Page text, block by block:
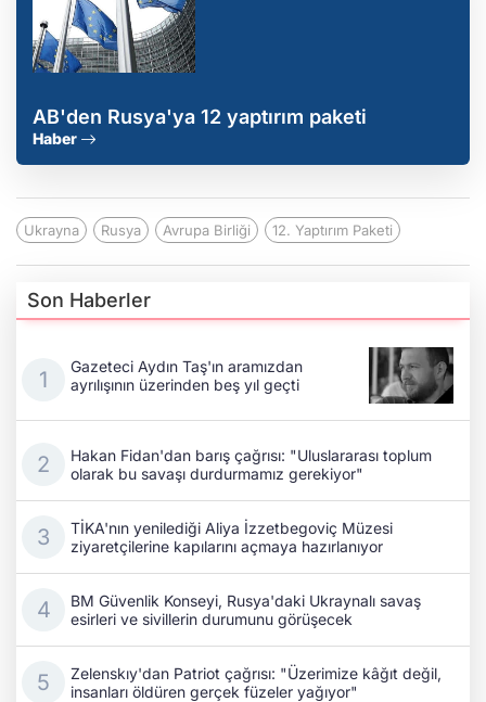
AB'den Rusya'ya 12 yaptırım paketi
Haber
Ukrayna Rusya Avrupa Birliği 12. Yaptırım Paketi
Son Haberler
Gazeteci Aydın Taş'ın aramızdan
ayrılışının üzerinden beş yıl geçti
Hakan Fidan'dan barış çağrısı: "Uluslararası toplum
olarak bu savaşı durdurmamız gerekiyor"
TİKA'nın yenilediği Aliya İzzetbegoviç Müzesi
ziyaretçilerine kapılarını açmaya hazırlanıyor
BM Güvenlik Konseyi, Rusya'daki Ukraynalı savaş
esirleri ve sivillerin durumunu görüşecek
Zelenskıy'dan Patriot çağrısı: "Üzerimize kâğıt değil,
insanları öldüren gerçek füzeler yağıyor"